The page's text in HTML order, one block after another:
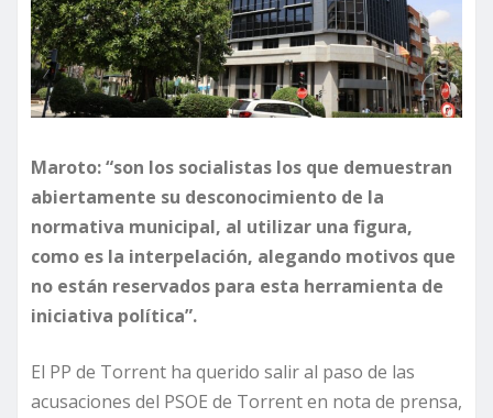
Maroto: “son los socialistas los que demuestran
abiertamente su desconocimiento de la
normativa municipal, al utilizar una figura,
como es la interpelación, alegando motivos que
no están reservados para esta herramienta de
iniciativa política”.
El PP de Torrent ha querido salir al paso de las
acusaciones del PSOE de Torrent en nota de prensa,